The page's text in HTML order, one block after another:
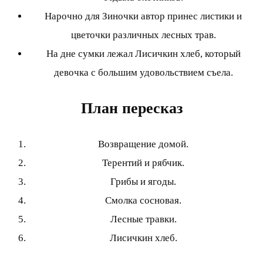
Нарочно для Зиночки автор принес листики и
цветочки различных лесных трав.
На дне сумки лежал Лисичкин хлеб, который
девочка с большим удовольствием съела.
План пересказ
Возвращение домой.
Терентий и рябчик.
Грибы и ягоды.
Смолка сосновая.
Лесные травки.
Лисичкин хлеб.